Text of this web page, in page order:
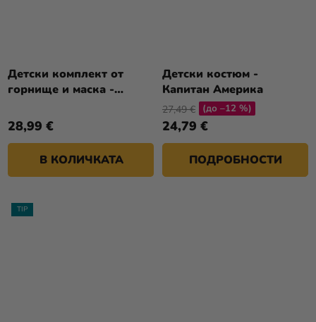
Детски комплект от
горнище и маска -
28,99 €
В КОЛИЧКАТА
Детски костюм -
Капитан Америка
24,79 €
27,49 € (до –12 %)
ПОДРОБНОСТИ
TIP